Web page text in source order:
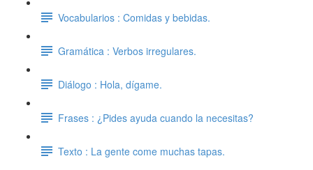
Vocabularios : Comidas y bebidas.
Gramática : Verbos irregulares.
Diálogo : Hola, dígame.
Frases : ¿Pides ayuda cuando la necesitas?
Texto : La gente come muchas tapas.